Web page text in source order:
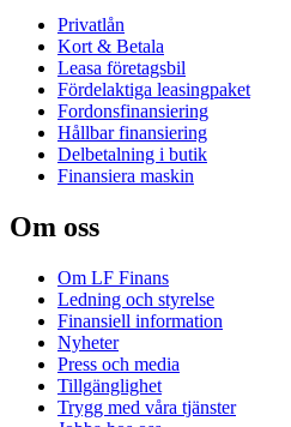
Privatlån
Kort & Betala
Leasa företagsbil
Fördelaktiga leasingpaket
Fordonsfinansiering
Hållbar finansiering
Delbetalning i butik
Finansiera maskin
Om oss
Om LF Finans
Ledning och styrelse
Finansiell information
Nyheter
Press och media
Tillgänglighet
Trygg med våra tjänster